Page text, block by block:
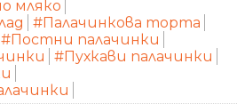
мляко
#Палачинкова торта
#Постни палачинки
#Пухкави палачинки